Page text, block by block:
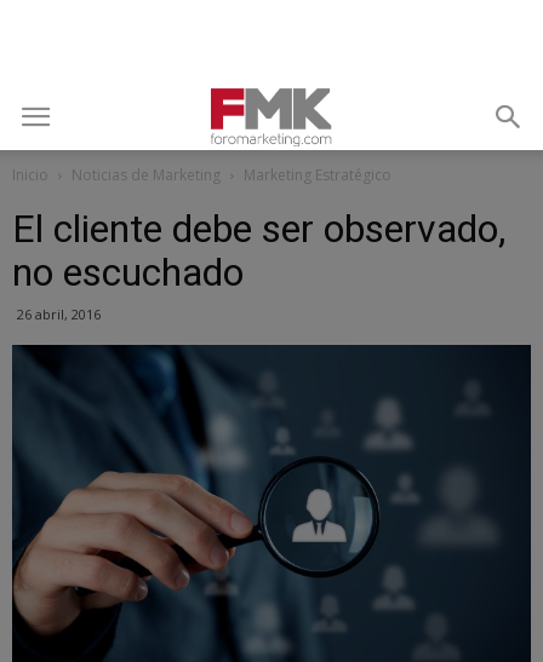
Inicio Noticias de Marketing Marketing Estratégico
El cliente debe ser observado,
no escuchado
26 abril, 2016